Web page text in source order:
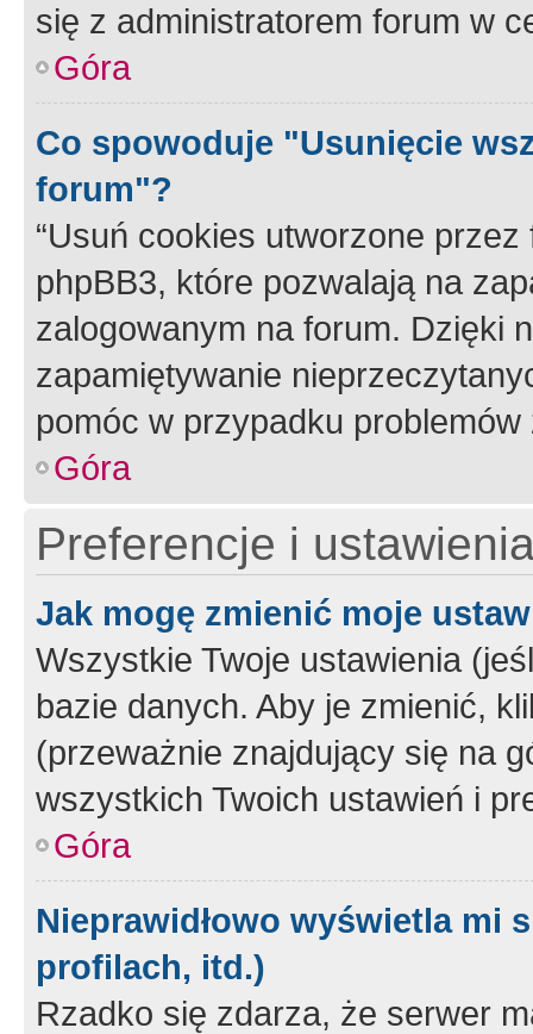
się z administratorem forum w
Góra
Co spowoduje "Usunięcie
forum"?
“Usuń cookies utworzone
phpBB3, które pozwalają na
zalogowanym na forum. Dzięki
zapamiętywanie
pomóc w przypadku
Góra
Preferencje i
Jak mogę zmienić moje
Wszystkie Twoje ustawienia
bazie danych. Aby je zmienić,
(przeważnie znajdujący się na
wszystkich Twoich ustawień i
Góra
Nieprawidłowo wyświetla mi
profilach, itd.)
Rzadko się zdarza, że serwer